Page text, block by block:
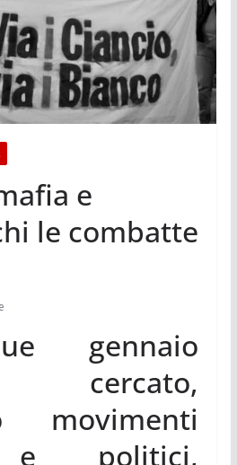
e
le combatte
gennaio
cercato,
movimenti
e politici,